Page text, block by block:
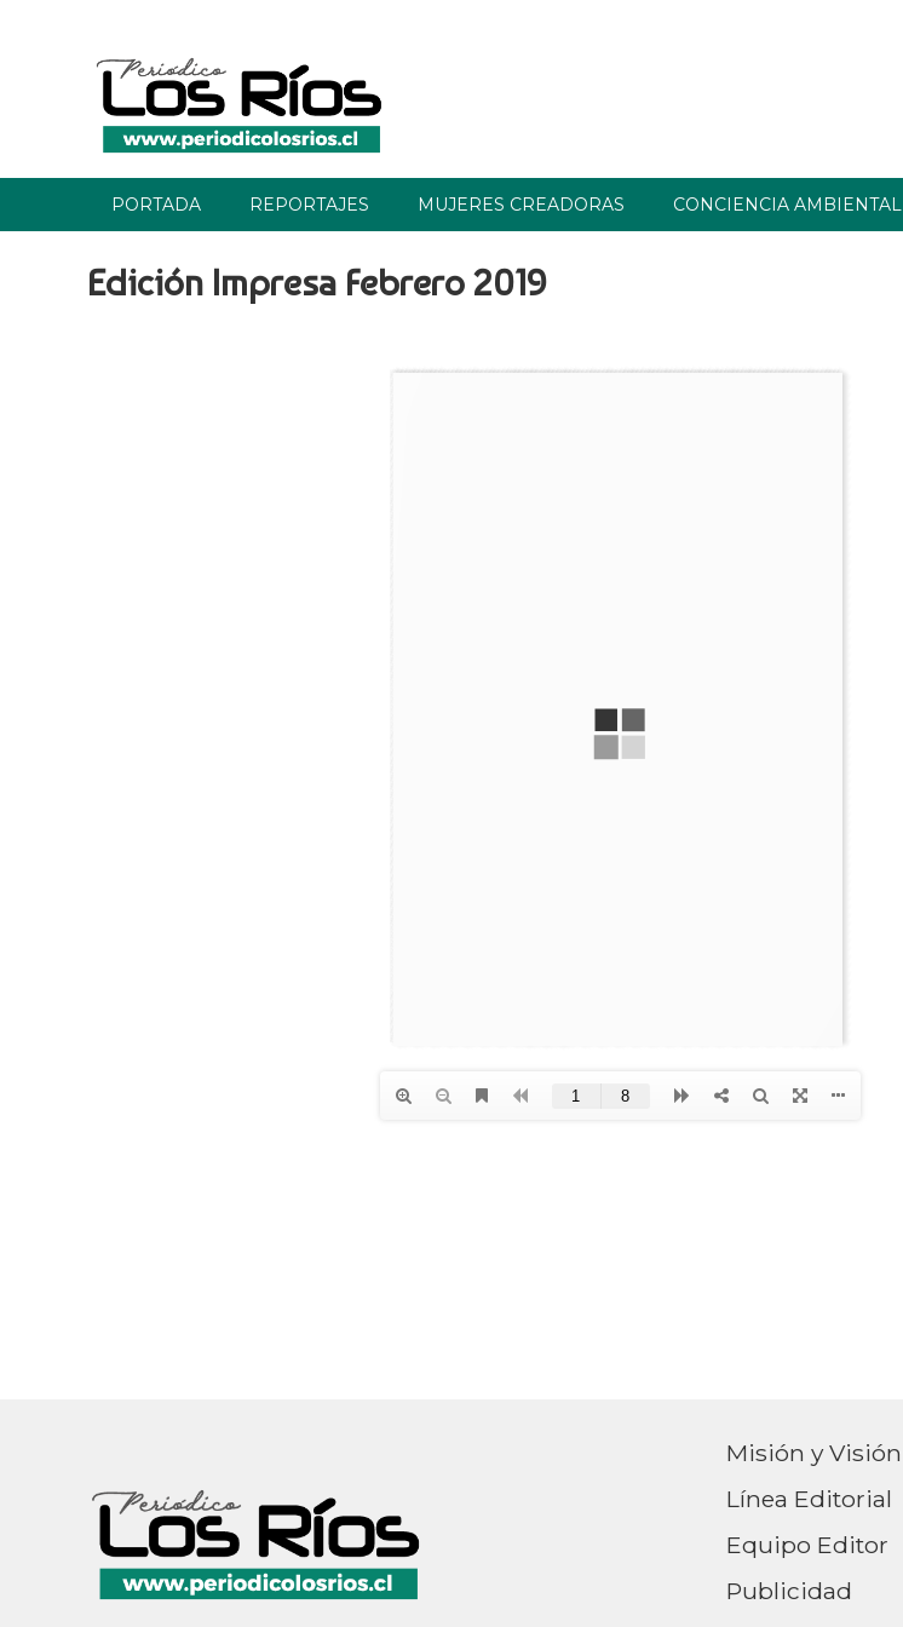
PORTADA REPORTAJES MUJERES CREADORAS CONCIENCIA AMBIENTAL
Edición Impresa Febrero 2019
Misión y Visión
Línea Editorial
Equipo Editor
Publicidad